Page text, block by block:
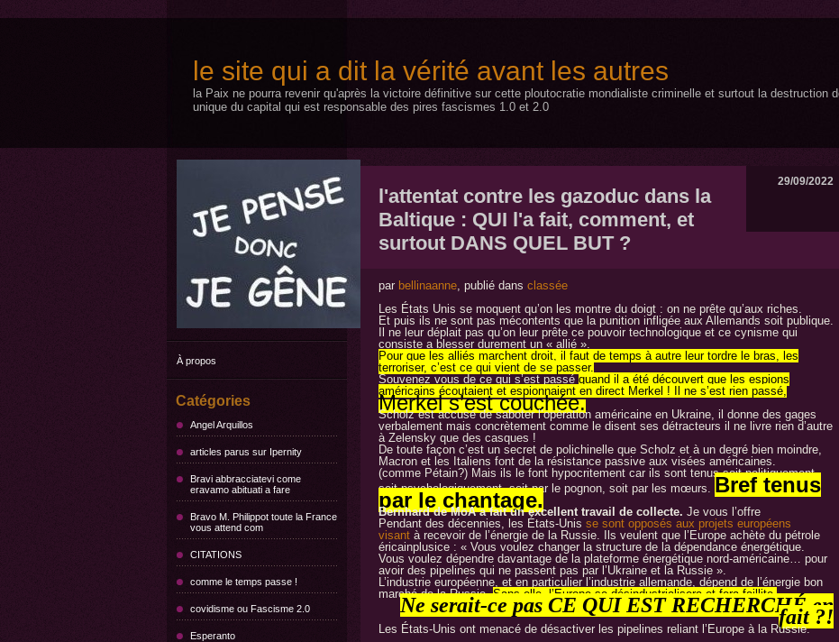
le site qui a dit la vérité avant les autres
la Paix ne pourra revenir qu'après la victoire définitive sur cette ploutocratie mondialiste criminelle et surtout la destruction
unique du capital qui est responsable des pires fascismes 1.0 et 2.0
À propos
Catégories
Angel Arquillos
articles parus sur Ipernity
Bravi abbracciatevi come
eravamo abituati a fare
Bravo M. Philippot toute la France
vous attend com
CITATIONS
comme le temps passe !
covidisme ou Fascisme 2.0
Esperanto
29/09/2022
l'attentat contre les gazoduc dans la
Baltique : QUI l'a fait, comment, et
surtout DANS QUEL BUT ?
par bellinaanne, publié dans classée
Les États Unis se moquent qu’on les montre du doigt : on ne prête qu’aux riches.
Et puis ils ne sont pas mécontents que la punition infligée aux Allemands soit publique.
Il ne leur déplait pas qu’on leur prête ce pouvoir technologique et ce cynisme qui
consiste a blesser durement un « allié ».
Pour que les alliés marchent droit, il faut de temps à autre leur tordre le bras, les
terroriser, c’est ce qui vient de se passer.
Souvenez vous de ce qui s’est passé quand il a été découvert que les espions
américains écoutaient et espionnaient en direct Merkel ! Il ne s’est rien passé,
Merkel s’est couchée.
Scholz est accusé de saboter l’opération américaine en Ukraine, il donne des gages
verbalement mais concrètement comme le disent ses détracteurs il ne livre rien d’autre
à Zelensky que des casques !
De toute façon c’est un secret de polichinelle que Scholz et à un degré bien moindre,
Macron et les Italiens font de la résistance passive aux visées américaines.
(comme Pétain?) Mais ils le font hypocritement car ils sont tenus soit politiquement
soit psychologiquement, soit par le pognon, soit par les mœurs. Bref tenus
par le chantage.
Bernhard de MoA a fait un excellent travail de collecte. Je vous l’offre
Pendant des décennies, les États-Unis se sont opposés aux projets européens
visantà recevoir de l’énergie de la Russie. Ils veulent que l’Europe achète du pétrole
éricainplusice : « Vous voulez changer la structure de la dépendance énergétique.
Vous voulez dépendre davantage de la plateforme énergétique nord-américaine… pour
avoir des pipelines qui ne passent pas par l’Ukraine et la Russie ».
L’industrie européenne, et en particulier l’industrie allemande, dépend de l’énergie bon
marché de la Russie. Sans elle, l’Europe se désindustrialisera et fera faillite.
Ne serait-ce pas CE QUI EST RECHERCHÉ en
fait ?!
Les États-Unis ont menacé de désactiver les pipelines reliant l’Europe à la Russie.